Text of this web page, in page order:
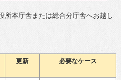
所本庁舎または総合分庁舎へお越し
更新 必要なケース